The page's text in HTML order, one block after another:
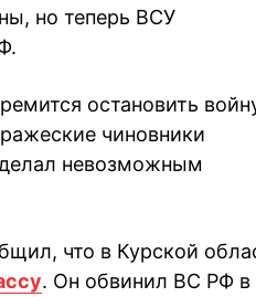
но теперь ВСУ
остановить
чиновники
невозможным
что в Курской
. Он обвинил ВС РФ в